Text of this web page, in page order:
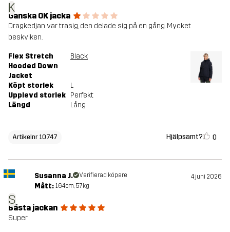
K
Ganska OK jacka
Dragkedjan var trasig, den delade sig på en gång. Mycket
beskviken.
Flex Stretch
Hooded Down
Jacket
Black
Köpt storlek
L
Upplevd storlek Perfekt
Längd
Lång
Artikelnr 10747 Hjälpsamt? 0
S
Susanna J. Verifierad köpare 4 juni 2026
Mått: 164cm, 57kg
Bästa jackan
Super